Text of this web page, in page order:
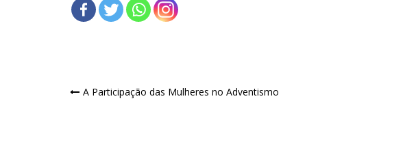
Navegação
A Participação das Mulheres no Adventismo